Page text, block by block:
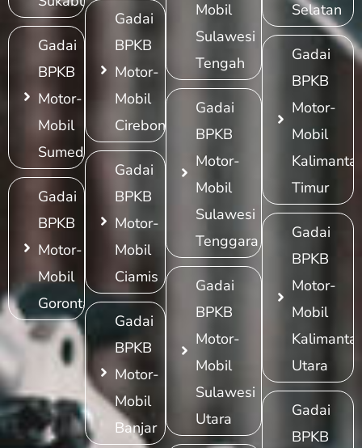
Gadai
BPKB
Motor-
Mobil
Sumedang
Gadai
BPKB
Motor-
Mobil
Gorontalo
Gadai
BPKB
Motor-
Mobil
Cirebon
Gadai
BPKB
Motor-
Mobil
Ciamis
Gadai
BPKB
Motor-
Mobil
Banjar
Mobil
Sulawesi
Tengah
Gadai
BPKB
Motor-
Mobil
Sulawesi
Tenggara
Gadai
BPKB
Motor-
Mobil
Sulawesi
Utara
Selatan
Gadai
BPKB
Motor-
Mobil
Timur
Gadai
BPKB
Motor-
Mobil
Utara
Gadai
BPKB